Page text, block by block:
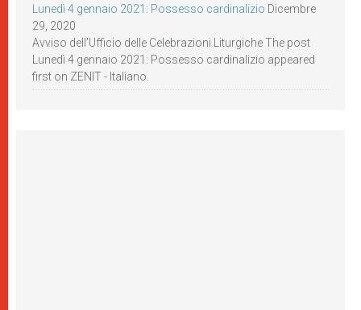
Lunedì 4 gennaio 2021: Possesso cardinalizio Dicembre
29, 2020
Avviso dell’Ufficio delle Celebrazioni Liturgiche The post
Lunedì 4 gennaio 2021: Possesso cardinalizio appeared
first on ZENIT - Italiano.